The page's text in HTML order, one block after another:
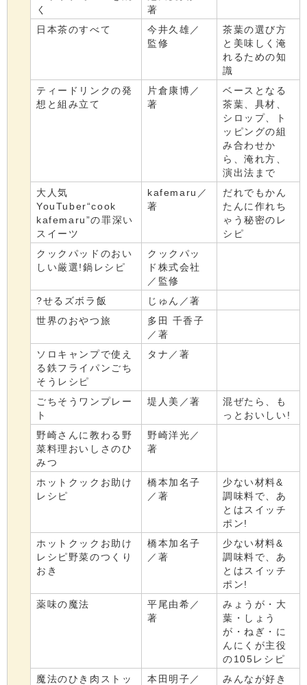
く
著
日本茶のすべて
今井久雄／
監修
茶葉の選び方
と美味しく淹
れるための知
識
ティードリンクの発
想と組み立て
片倉康博／
著
ベースとなる
茶葉、具材、
シロップ、ト
ッピングの組
み合わせか
ら、淹れ方、
演出法まで
大人気
YouTuber“cook
kafemaru”の罪深い
スイーツ
kafemaru／
著
だれでもかん
たんに作れち
ゃう秘密のレ
シピ
クックパッドのおい
しい厳選!鍋レシピ
クックパッ
ド株式会社
／監修
?せるズボラ飯
じゅん／著
世界のおやつ旅
多田 千香子
／著
ソロキャンプで使え
る鉄フライパンごち
そうレシピ
タナ／著
ごちそうワンプレー
ト
堤人美／著
混ぜたら、も
っとおいしい!
野崎さんに教わる野
菜料理おいしさのひ
みつ
野崎洋光／
著
ホットクックお助け
レシピ
橋本加名子
／著
少ない材料&
調味料で、あ
とはスイッチ
ポン!
ホットクックお助け
レシピ野菜のつくり
おき
橋本加名子
／著
少ない材料&
調味料で、あ
とはスイッチ
ポン!
薬味の魔法
平尾由希／
著
みょうが・大
葉・しょう
が・ねぎ・に
んにくが主役
の105レシピ
魔法のひき肉ストッ
本田明子／
みんなが好き